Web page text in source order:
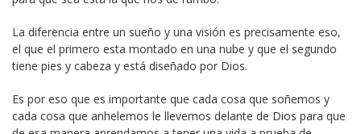
La diferencia entre un sueño y una visión es precisamente eso,
el que el primero esta montado en una nube y que el segundo
tiene pies y cabeza y está diseñado por Dios.
Es por eso que es importante que cada cosa que soñemos y
cada cosa que anhelemos le llevemos delante de Dios para que